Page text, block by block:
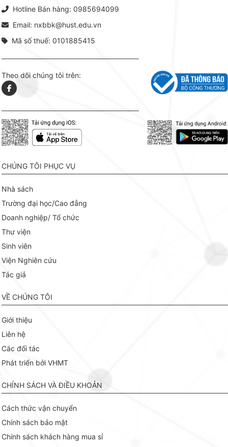
Hotline Bán hàng: 0985694099
Email: nxbbk@hust.edu.vn
Mã số thuế: 0101885415
Theo dõi chúng tôi trên:
CHÚNG TÔI PHỤC VỤ
Nhà sách
Trường đại học/Cao đẳng
Doanh nghiệp/ Tổ chức
Thư viện
Sinh viên
Viện Nghiên cứu
Tác giả
VỀ CHÚNG TÔI
Giới thiệu
Liên hệ
Các đối tác
Phát triển bởi VHMT
CHÍNH SÁCH VÀ ĐIỀU KHOẢN
Cách thức vận chuyển
Chính sách bảo mật
Chính sách khách hàng mua sỉ